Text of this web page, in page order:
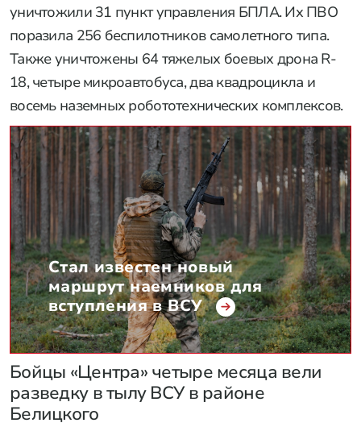
уничтожили 31 пункт управления БПЛА. Их ПВО
поразила 256 беспилотников самолетного типа.
Также уничтожены 64 тяжелых боевых дрона R-
18, четыре микроавтобуса, два квадроцикла и
восемь наземных робототехнических комплексов.
Стал известен новый
маршрут наемников для
вступления в ВСУ
Бойцы «Центра» четыре месяца вели
разведку в тылу ВСУ в районе
Белицкого